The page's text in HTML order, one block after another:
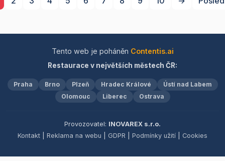
nezapomenutelné
zahřejí srdce. Těšíme se,
přivítat jako součást naší
širokou škálu pizz, které
předkrmy, čerstvými saláty
a neodolatelnými dezerty.
V našem nápojovém lístku
najdete jak alkoholické,
které dokonale doplní váš
gurmánský zážitek. Pro
domů. Samozřejmostí je
bezplatné Wi-Fi připojení a
Přijďte si užít příjemnou
Tento web je poháněn Contentis.ai
Restaurace v největších městech ČR:
Praha Brno Plzeň Hradec Králové
Ústí nad Labem
Olomouc
Liberec Ostrava
Provozovatel: INOVAREX s.r.o.
Kontakt
Reklama na webu GDPR Podmínky užití Cookies